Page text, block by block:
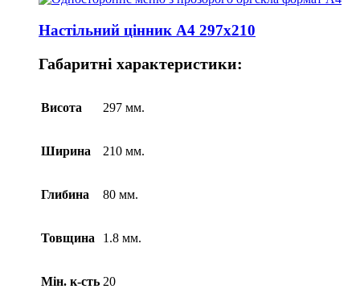
Настільний цінник А4 297х210
Габаритні характеристики:
Висота 297 мм.
Ширина 210 мм.
Глибина 80 мм.
Товщина 1.8 мм.
Мін. к-сть 20